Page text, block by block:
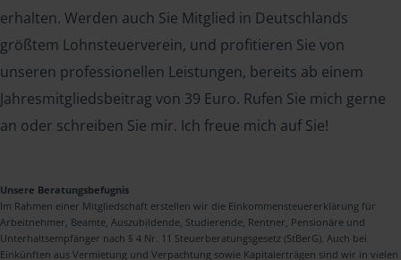
erhalten. Werden auch Sie Mitglied in Deutschlands
größtem Lohnsteuerverein, und profitieren Sie von
unseren professionellen Leistungen, bereits ab einem
Jahresmitgliedsbeitrag von 39 Euro. Rufen Sie mich gerne
an oder schreiben Sie mir. Ich freue mich auf Sie!
Unsere Beratungsbefugnis
Im Rahmen einer Mitgliedschaft erstellen wir die Einkommensteuererklärung für
Arbeitnehmer, Beamte, Auszubildende, Studierende, Rentner, Pensionäre und
Unterhaltsempfänger nach § 4 Nr. 11 Steuerberatungsgesetz (StBerG). Auch bei
Einkünften aus Vermietung und Verpachtung sowie Kapitalerträgen sind wir in vielen